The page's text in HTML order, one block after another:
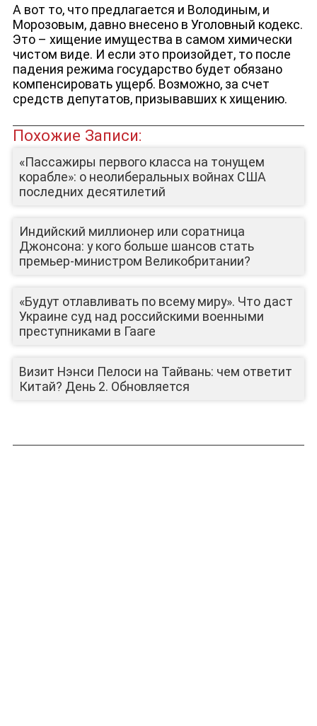
ЮТУБ-КАНАЛ
ЛИЦА КАНАЛА
А вот то, что предлагается и Володиным, и
Морозовым, давно внесено в Уголовный кодекс.
Это – хищение имущества в самом химически
чистом виде. И если это произойдет, то после
падения режима государство будет обязано
компенсировать ущерб. Возможно, за счет
средств депутатов, призывавших к хищению.
Похожие Записи:
«Пассажиры первого класса на тонущем
корабле»: о неолиберальных войнах США
последних десятилетий
Индийский миллионер или соратница
Джонсона: у кого больше шансов стать
премьер-министром Великобритании?
«Будут отлавливать по всему миру». Что даст
Украине суд над российскими военными
преступниками в Гааге
Визит Нэнси Пелоси на Тайвань: чем ответит
Китай? День 2. Обновляется